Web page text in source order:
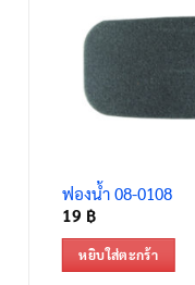
ฟองน้ำ 08-0108
19 ฿
หยิบใส่ตะกร้า